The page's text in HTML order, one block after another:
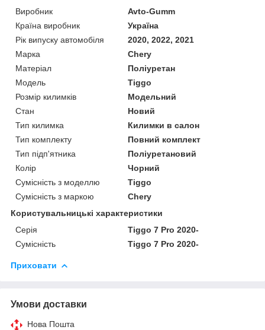
Виробник
Avto-Gumm
Країна виробник
Україна
Рік випуску автомобіля
2020, 2022, 2021
Марка
Chery
Матеріал
Поліуретан
Модель
Tiggo
Розмір килимків
Модельний
Стан
Новий
Тип килимка
Килимки в салон
Тип комплекту
Повний комплект
Тип підп'ятника
Поліуретановий
Колір
Чорний
Сумісність з моделлю
Tiggo
Сумісність з маркою
Chery
Користувальницькі характеристики
Серія
Tiggo 7 Pro 2020-
Сумісність
Tiggo 7 Pro 2020-
Приховати
Умови доставки
Нова Пошта